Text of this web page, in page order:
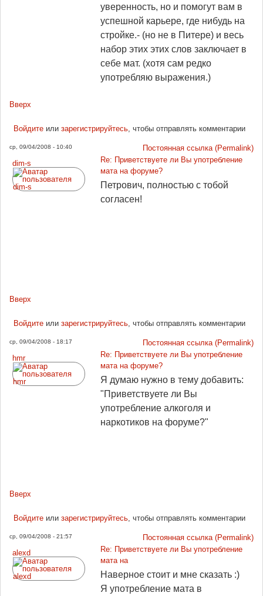
уверенность, но и помогут вам в
успешной карьере, где нибудь на
стройке.- (но не в Питере) и весь
набор этих этих слов заключает в
себе мат. (хотя сам редко
употребляю выражения.)
Вверх
Войдитеили зарегистрируйтесь, чтобы отправлять комментарии
ср, 09/04/2008 - 10:40
Постоянная ссылка (Permalink)
dim-s
Re: Приветствуете ли Вы употребление
мата на форуме?
Петрович, полностью с тобой
согласен!
Вверх
Войдитеили зарегистрируйтесь, чтобы отправлять комментарии
ср, 09/04/2008 - 18:17
Постоянная ссылка (Permalink)
hmr
Re: Приветствуете ли Вы употребление
мата на форуме?
Я думаю нужно в тему добавить:
"Приветствуете ли Вы
употребление алкоголя и
наркотиков на форуме?"
Вверх
Войдитеили зарегистрируйтесь, чтобы отправлять комментарии
ср, 09/04/2008 - 21:57
Постоянная ссылка (Permalink)
alexd
Re: Приветствуете ли Вы употребление
мата на
Наверное стоит и мне сказать :)
Я употребление мата в